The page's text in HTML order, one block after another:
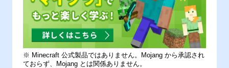
※ Minecraft 公式製品ではありません。Mojang から承認され
ておらず、Mojang とは関係ありません。